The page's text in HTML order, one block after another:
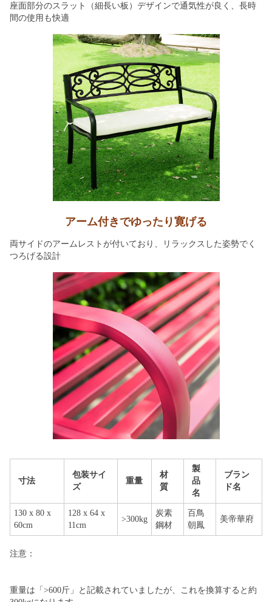
座面部分のスラット（細長い板）デザインで通気性が良く、長時
間の使用も快適
アーム付きでゆったり寛げる
両サイドのアームレストが付いており、リラックスした姿勢でく
つろげる設計
寸法
包装サイ
ズ
重量
材
質
製
品
名
ブラン
ド名
130 x 80 x
60cm
128 x 64 x
11cm
>300kg
炭素
鋼材
百鳥
朝鳳
美帝華府
注意：
重量は「>600斤」と記載されていましたが、これを換算すると約